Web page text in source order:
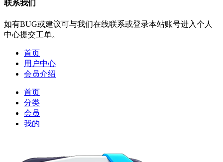
联系我们
如有BUG或建议可与我们在线联系或登录本站账号进入个人
中心提交工单。
首页
用户中心
会员介绍
首页
分类
会员
我的